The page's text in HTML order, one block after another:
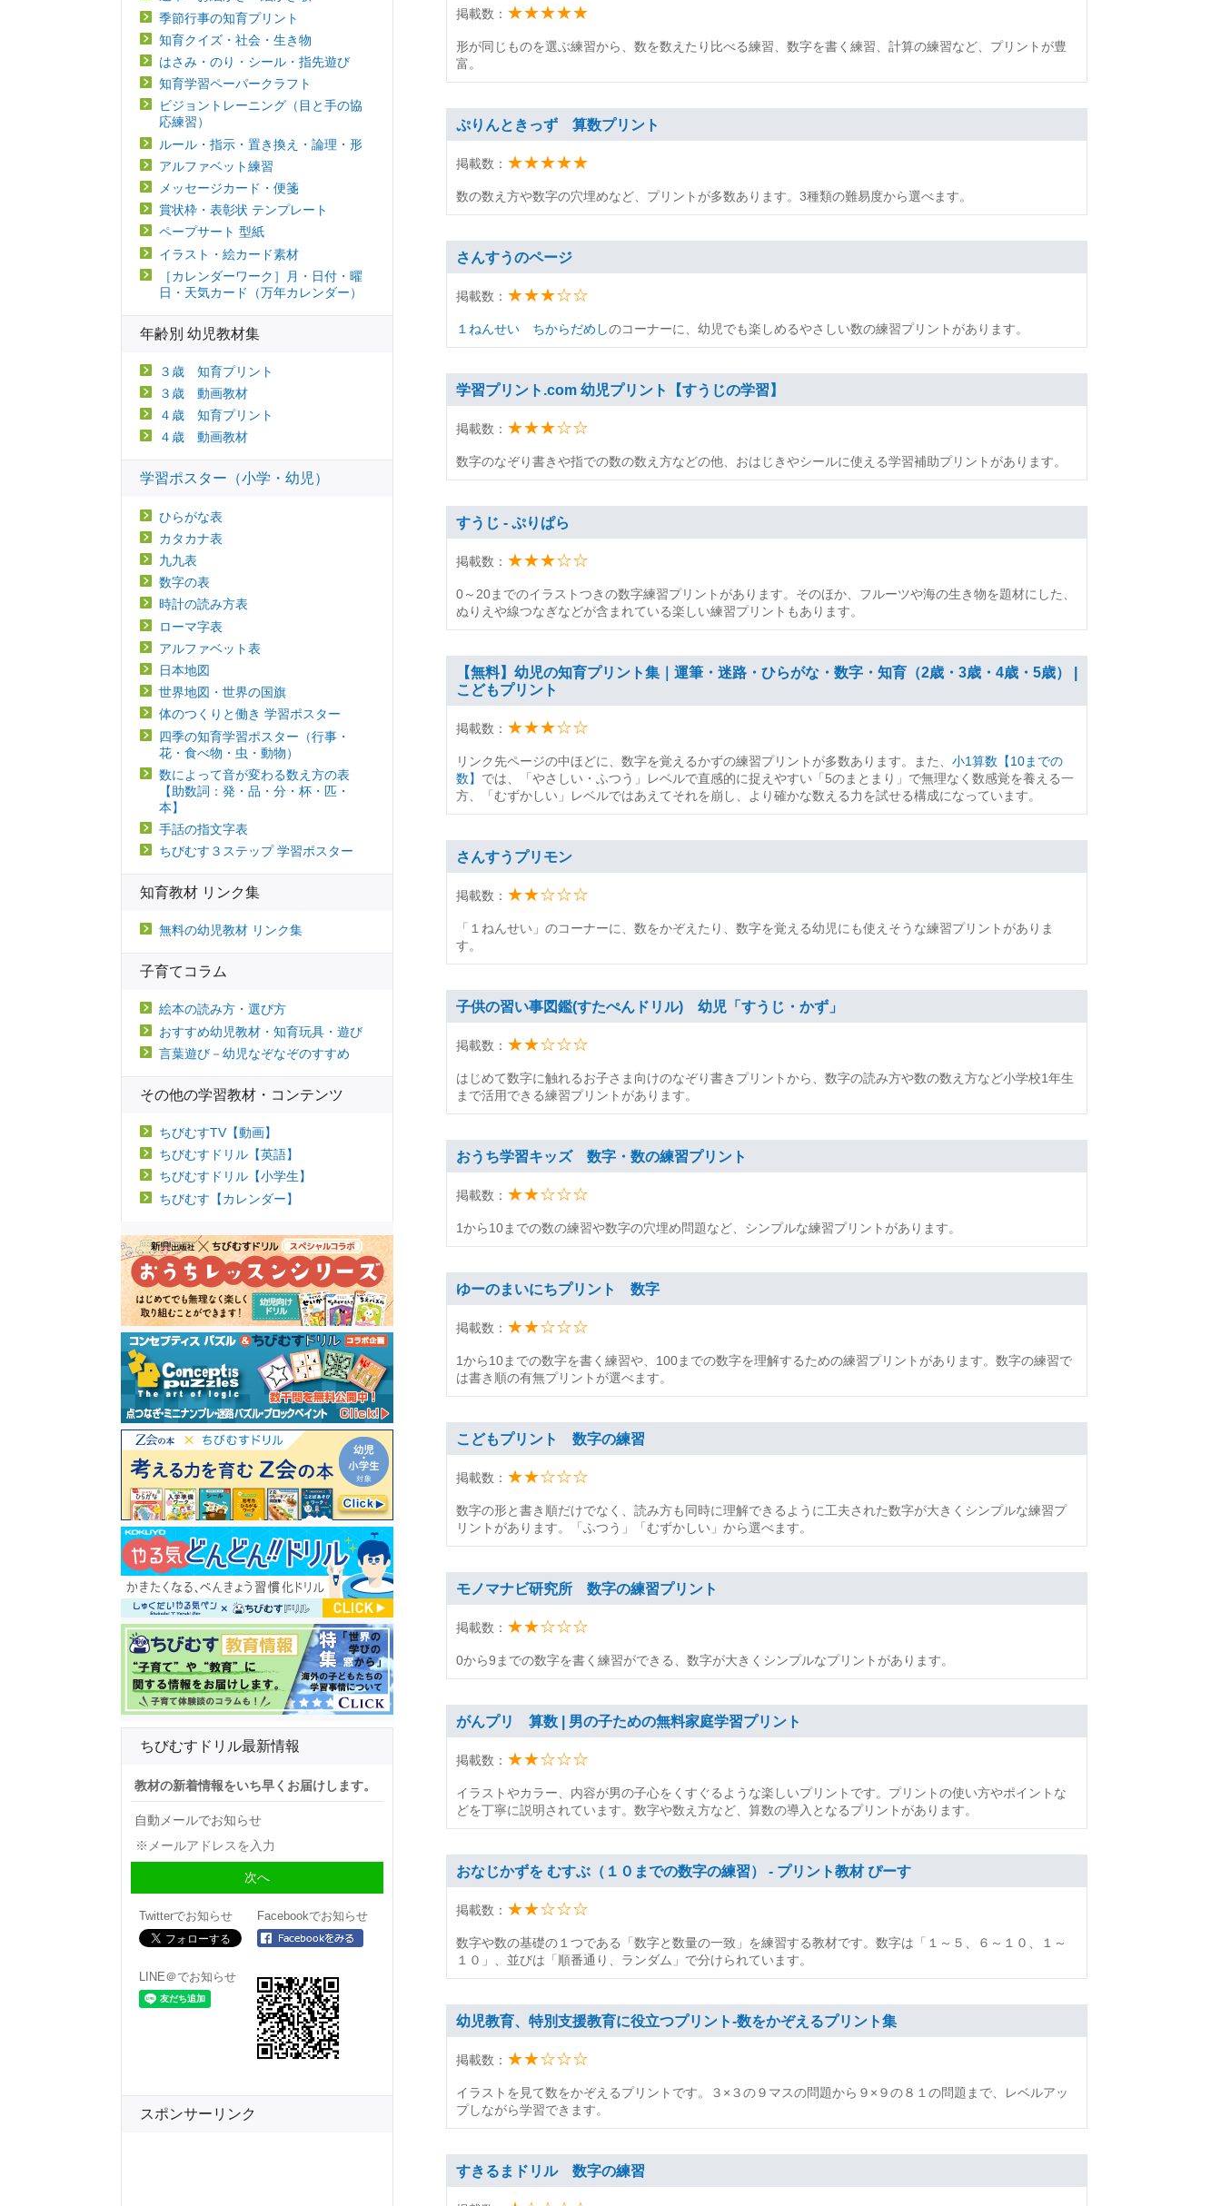
掲載数： ★★★★★
形が同じものを選ぶ練習から、数を数えたり比べる練習、数字を書く練習、計算の練習など、プリントが豊
富。
ぷりんときっず 算数プリント
掲載数： ★★★★★
数の数え方や数字の穴埋めなど、プリントが多数あります。3種類の難易度から選べます。
さんすうのページ
掲載数： ★★★☆☆
１ねんせい ちからだめしのコーナーに、幼児でも楽しめるやさしい数の練習プリントがあります。
学習プリント.com 幼児プリント【すうじの学習】
掲載数： ★★★☆☆
数字のなぞり書きや指での数の数え方などの他、おはじきやシールに使える学習補助プリントがあります。
すうじ - ぷりぱら
掲載数： ★★★☆☆
0～20までのイラストつきの数字練習プリントがあります。そのほか、フルーツや海の生き物を題材にした、
ぬりえや線つなぎなどが含まれている楽しい練習プリントもあります。
【無料】幼児の知育プリント集｜運筆・迷路・ひらがな・数字・知育（2歳・3歳・4歳・5歳） |
こどもプリント
掲載数： ★★★☆☆
リンク先ページの中ほどに、数字を覚えるかずの練習プリントが多数あります。また、 小1算数【10までの
数】 では、「やさしい・ふつう」レベルで直感的に捉えやすい「5のまとまり」で無理なく数感覚を養える一
方、「むずかしい」レベルではあえてそれを崩し、より確かな数える力を試せる構成になっています。
さんすうプリモン
掲載数： ★★☆☆☆
「１ねんせい」のコーナーに、数をかぞえたり、数字を覚える幼児にも使えそうな練習プリントがありま
す。
子供の習い事図鑑(すたぺんドリル) 幼児「すうじ・かず」
掲載数： ★★☆☆☆
はじめて数字に触れるお子さま向けのなぞり書きプリントから、数字の読み方や数の数え方など小学校1年生
まで活用できる練習プリントがあります。
おうち学習キッズ 数字・数の練習プリント
掲載数： ★★☆☆☆
1から10までの数の練習や数字の穴埋め問題など、シンプルな練習プリントがあります。
ゆーのまいにちプリント 数字
掲載数： ★★☆☆☆
1から10までの数字を書く練習や、100までの数字を理解するための練習プリントがあります。数字の練習で
は書き順の有無プリントが選べます。
こどもプリント 数字の練習
掲載数： ★★☆☆☆
数字の形と書き順だけでなく、読み方も同時に理解できるように工夫された数字が大きくシンプルな練習プ
リントがあります。「ふつう」「むずかしい」から選べます。
モノマナビ研究所 数字の練習プリント
掲載数： ★★☆☆☆
0から9までの数字を書く練習ができる、数字が大きくシンプルなプリントがあります。
がんプリ 算数 | 男の子ための無料家庭学習プリント
掲載数： ★★☆☆☆
イラストやカラー、内容が男の子心をくすぐるような楽しいプリントです。プリントの使い方やポイントな
どを丁寧に説明されています。数字や数え方など、算数の導入となるプリントがあります。
おなじかずを むすぶ（１０までの数字の練習） - プリント教材 ぴーす
掲載数： ★★☆☆☆
数字や数の基礎の１つである「数字と数量の一致」を練習する教材です。数字は「１～５、６～１０、１～
１０」、並びは「順番通り、ランダム」で分けられています。
幼児教育、特別支援教育に役立つプリント-数をかぞえるプリント集
掲載数： ★★☆☆☆
イラストを見て数をかぞえるプリントです。３×３の９マスの問題から９×９の８１の問題まで、レベルアッ
プしながら学習できます。
すきるまドリル 数字の練習
季節行事の知育プリント
知育クイズ・社会・生き物
はさみ・のり・シール・指先遊び
知育学習ペーパークラフト
ビジョントレーニング（目と手の協
応練習）
ルール・指示・置き換え・論理・形
アルファベット練習
メッセージカード・便箋
賞状枠・表彰状 テンプレート
ペープサート 型紙
イラスト・絵カード素材
［カレンダーワーク］月・日付・曜
日・天気カード（万年カレンダー）
年齢別 幼児教材集
３歳 知育プリント
３歳 動画教材
４歳 知育プリント
４歳 動画教材
学習ポスター（小学・幼児）
ひらがな表
カタカナ表
九九表
数字の表
時計の読み方表
ローマ字表
アルファベット表
日本地図
世界地図・世界の国旗
体のつくりと働き 学習ポスター
四季の知育学習ポスター（行事・
花・食べ物・虫・動物）
数によって音が変わる数え方の表
【助数詞：発・品・分・杯・匹・
本】
手話の指文字表
ちびむす３ステップ 学習ポスター
知育教材 リンク集
無料の幼児教材 リンク集
子育てコラム
絵本の読み方・選び方
おすすめ幼児教材・知育玩具・遊び
言葉遊び－幼児なぞなぞのすすめ
その他の学習教材・コンテンツ
ちびむすTV【動画】
ちびむすドリル【英語】
ちびむすドリル【小学生】
ちびむす【カレンダー】
ちびむすドリル最新情報
教材の新着情報をいち早くお届けします。
自動メールでお知らせ
Twitterでお知らせ Facebookでお知らせ
LINE＠でお知らせ
スポンサーリンク